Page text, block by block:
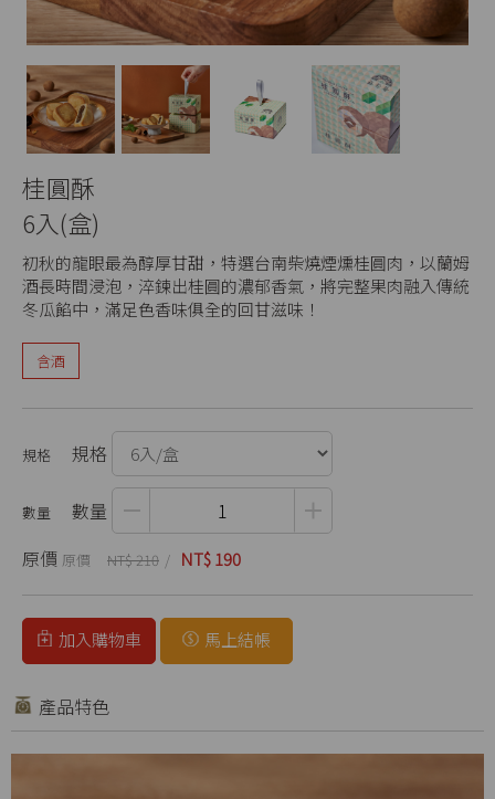
桂圓酥
6入(盒)
初秋的龍眼最為醇厚甘甜，特選台南柴燒煙燻桂圓肉，以蘭姆
酒長時間浸泡，淬鍊出桂圓的濃郁香氣，將完整果肉融入傳統
冬瓜餡中，滿足色香味俱全的回甘滋味！
含酒
規格
數量
原價
NT$ 210 NT$ 190
加入購物車 馬上結帳
產品特色